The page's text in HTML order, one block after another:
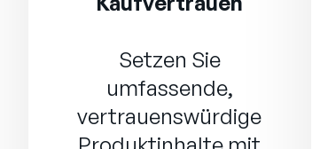
Setzen Sie
umfassende,
vertrauenswürdige